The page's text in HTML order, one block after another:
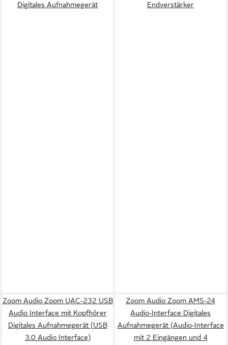
Digitales Aufnahmegerät
Endverstärker
Zoom Audio Zoom UAC-232 USB
Audio Interface mit Kopfhörer
Digitales Aufnahmegerät (USB
3.0 Audio Interface)
Zoom Audio Zoom AMS-24
Audio-Interface Digitales
Aufnahmegerät (Audio-Interface
mit 2 Eingängen und 4